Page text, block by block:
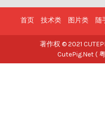
首页 技术类 图片类 随
著作权 © 2021
CutePig.Net (